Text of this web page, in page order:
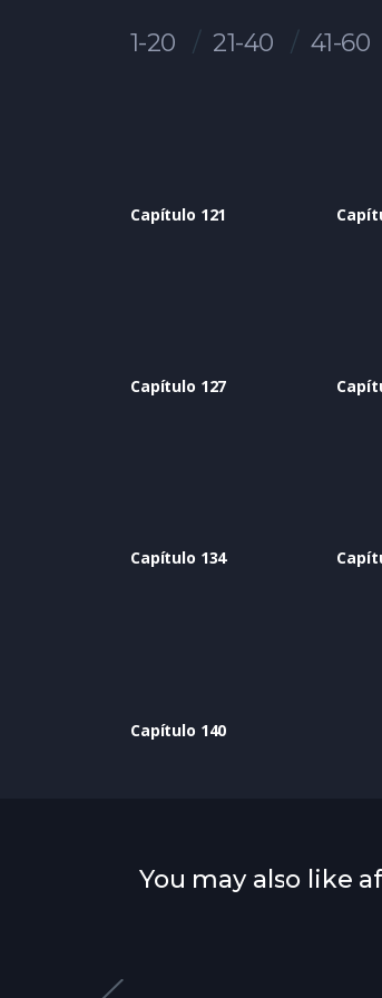
1-20 21-40 41-60
Capítulo 121
Capítulo 127
Capítulo 134
Capítulo 140
You may also like